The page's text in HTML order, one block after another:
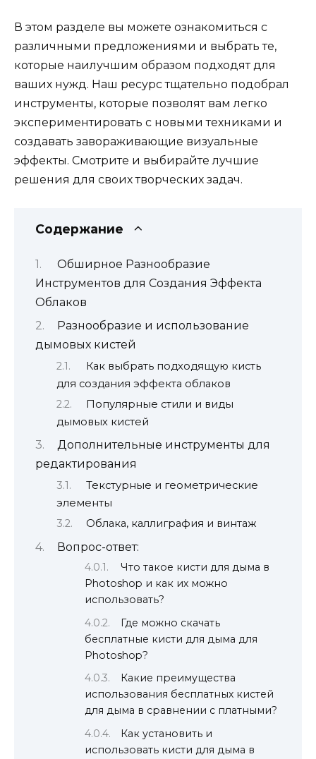
В этом разделе вы можете ознакомиться с
различными предложениями и выбрать те,
которые наилучшим образом подходят для
ваших нужд. Наш ресурс тщательно подобрал
инструменты, которые позволят вам легко
экспериментировать с новыми техниками и
создавать завораживающие визуальные
эффекты. Смотрите и выбирайте лучшие
решения для своих творческих задач.
Содержание
Обширное Разнообразие
Инструментов для Создания Эффекта
Облаков
Разнообразие и использование
дымовых кистей
Как выбрать подходящую кисть
для создания эффекта облаков
Популярные стили и виды
дымовых кистей
Дополнительные инструменты для
редактирования
Текстурные и геометрические
элементы
Облака, каллиграфия и винтаж
Вопрос-ответ:
Что такое кисти для дыма в
Photoshop и как их можно
использовать?
Где можно скачать
бесплатные кисти для дыма для
Photoshop?
Какие преимущества
использования бесплатных кистей
для дыма в сравнении с платными?
Как установить и
использовать кисти для дыма в